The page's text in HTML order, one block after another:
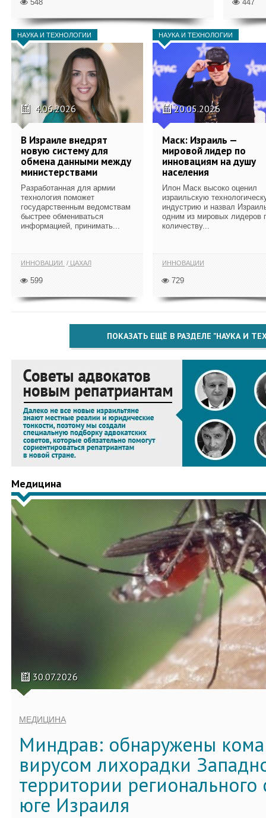
548 447
НАУКА И ТЕХНОЛОГИИ
4.06.2026
В Израиле внедрят
новую систему для
обмена данными между
министерствами
Разработанная для армии
технология поможет
государственным ведомствам
быстрее обмениваться
информацией, принимать...
ИННОВАЦИИ ЦАХАЛ
599
НАУКА И ТЕХНОЛОГИИ
20.05.2026
Маск: Израиль —
мировой лидер по
инновациям на душу
населения
Илон Маск высоко оценил
израильскую
индустрию и назвал
одним из мировых лидеров
количеству...
ИННОВАЦИИ
729
ПОКАЗАТЬ ЕЩЁ В РАЗДЕЛЕ "НАУКА И
Медицина
30.07.2026
МЕДИЦИНА
Миндрав: обнаружены
вирусом лихорадки
территории регионального
юге Израиля